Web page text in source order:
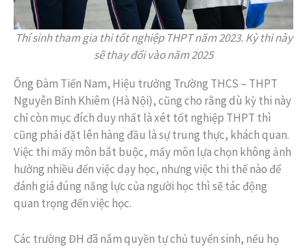
Thí sinh tham gia thi tốt nghiệp THPT năm 2023. Kỳ thi này
sẽ thay đổi vào năm 2025
Ông Đàm Tiến Nam, Hiệu trưởng Trường THCS – THPT
Nguyễn Bỉnh Khiêm (Hà Nội), cũng cho rằng dù kỳ thi này
chỉ còn mục đích duy nhất là xét tốt nghiệp THPT thì
cũng phải đặt lên hàng đầu là sự trung thực, khách quan.
Việc thi mấy môn bắt buộc, mấy môn lựa chọn không ảnh
hưởng nhiều đến việc dạy học, nhưng việc thi thế nào để
đánh giá đúng năng lực của người học thì sẽ tác động
quan trọng đến việc học.
Các trường ĐH đã nắm quyền tự chủ tuyển sinh, nếu họ